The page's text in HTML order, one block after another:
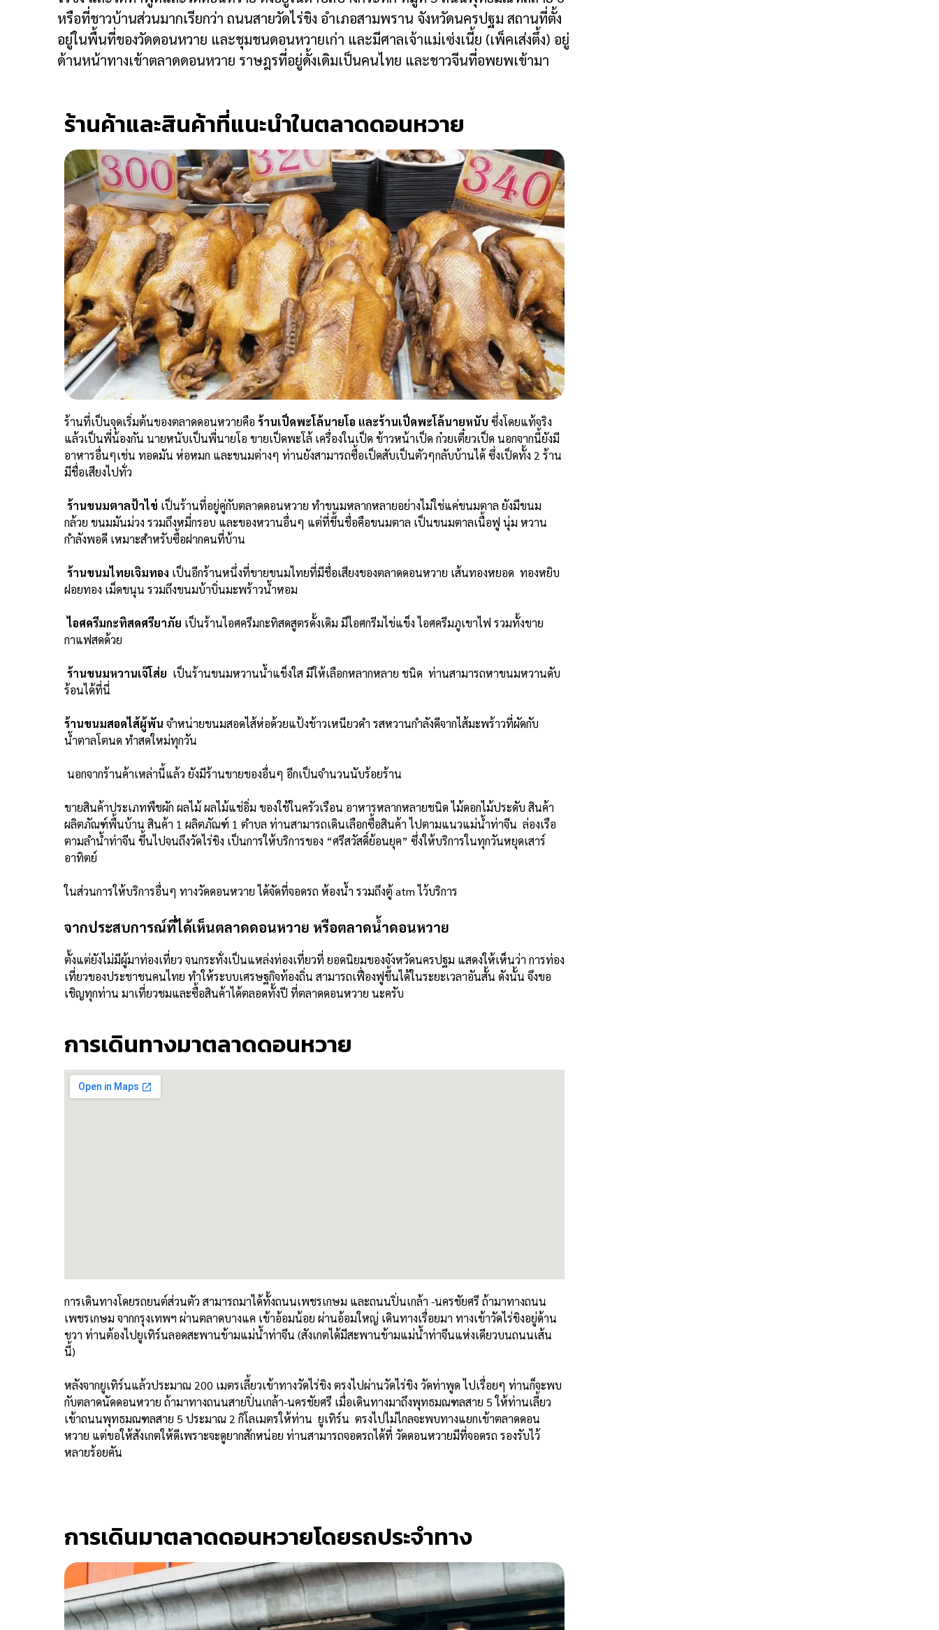
หรือที่ชาวบ้านส่วนมากเรียกว่า ถนนสายวัดไร่ขิง อำเภอสามพราน จังหวัดนครปฐม สถานที่ตั้ง
อยู่ในพื้นที่ของวัดดอนหวาย และชุมชนดอนหวายเก่า และมีศาลเจ้าแม่เซ่งเนี้ย (เพ็คเส่งตึ้ง) อยู่
ด้านหน้าทางเข้าตลาดดอนหวาย ราษฎรที่อยู่ดั้งเดิมเป็นคนไทย และชาวจีนที่อพยพเข้ามา
ร้านค้าและสินค้าที่แนะนำในตลาดดอนหวาย
ร้านที่เป็นจุดเริ่มต้นของตลาดดอนหวายคือ ร้านเป็ดพะโล้นายโอ และร้านเป็ดพะโล้นายหนับ ซึ่งโดยแท้จริง
แล้วเป็นพี่น้องกัน นายหนับเป็นพี่นายโอ ขายเป็ดพะโล้ เครื่องในเป็ด ข้าวหน้าเป็ด ก๋วยเตี๋ยวเป็ด นอกจากนี้ยังมี
อาหารอื่นๆเช่น ทอดมัน ห่อหมก และขนมต่างๆ ท่านยังสามารถซื้อเป็ดสับเป็นตัวๆกลับบ้านได้ ซึ่งเป็ดทั้ง 2 ร้าน
มีชื่อเสียงไปทั่ว
ร้านขนมตาลป้าไข่ เป็นร้านที่อยู่คู่กับตลาดดอนหวาย ทำขนมหลากหลายอย่างไม่ใช่แค่ขนมตาล ยังมีขนม
กล้วย ขนมมันม่วง รวมถึงหมี่กรอบ และของหวานอื่นๆ แต่ที่ขึ้นชื่อคือขนมตาล เป็นขนมตาลเนื้อฟู นุ่ม หวาน
กำลังพอดี เหมาะสำหรับซื้อฝากคนที่บ้าน
ร้านขนมไทยเจิมทอง เป็นอีกร้านหนึ่งที่ขายขนมไทยที่มีชื่อเสียงของตลาดดอนหวาย เส้นทองหยอด ทองหยิบ
ฝอยทอง เม็ดขนุน รวมถึงขนมบ้าบิ่นมะพร้าวน้ำหอม
ไอศครีมกะทิสดศรียาภัย เป็นร้านไอศครีมกะทิสดสูตรดั้งเดิม มีไอศกรีมไข่แข็ง ไอศครีมภูเขาไฟ รวมทั้งขาย
กาแฟสดด้วย
ร้านขนมหวานเจ๊โส่ย เป็นร้านขนมหวานน้ำแข็งใส มีให้เลือกหลากหลาย ชนิด ท่านสามารถหาขนมหวานดับ
ร้อนได้ที่นี่
ร้านขนมสอดไส้ผู้พัน จำหน่ายขนมสอดไส้ห่อด้วยแป้งข้าวเหนียวดำ รสหวานกำลังดีจากไส้มะพร้าวที่ผัดกับ
น้ำตาลโตนด ทำสดใหม่ทุกวัน
นอกจากร้านค้าเหล่านี้แล้ว ยังมีร้านขายของอื่นๆ อีกเป็นจำนวนนับร้อยร้าน
ขายสินค้าประเภทพืชผัก ผลไม้ ผลไม้แช่อิ่ม ของใช้ในครัวเรือน อาหารหลากหลายชนิด ไม้ดอกไม้ประดับ สินค้า
ผลิตภัณฑ์พื้นบ้าน สินค้า 1 ผลิตภัณฑ์ 1 ตำบล ท่านสามารถเดินเลือกซื้อสินค้า ไปตามแนวแม่น้ำท่าจีน ล่องเรือ
ตามลำน้ำท่าจีน ขึ้นไปจนถึงวัดไร่ขิง เป็นการให้บริการของ “ศรีสวัสดิ์ย้อนยุค” ซึ่งให้บริการในทุกวันหยุดเสาร์
อาทิตย์
ในส่วนการให้บริการอื่นๆ ทางวัดดอนหวาย ได้จัดที่จอดรถ ห้องน้ำ รวมถึงตู้ atm ไว้บริการ
จากประสบการณ์ที่ได้เห็นตลาดดอนหวาย หรือตลาดน้ำดอนหวาย
ตั้งแต่ยังไม่มีผู้มาท่องเที่ยว จนกระทั่งเป็นแหล่งท่องเที่ยวที่ ยอดนิยมของจังหวัดนครปฐม แสดงให้เห็นว่า การท่อง
เที่ยวของประชาชนคนไทย ทำให้ระบบเศรษฐกิจท้องถิ่น สามารถเฟื่องฟูขึ้นได้ในระยะเวลาอันสั้น ดังนั้น จึงขอ
เชิญทุกท่าน มาเที่ยวชมและซื้อสินค้าได้ตลอดทั้งปี ที่ตลาดดอนหวาย นะครับ
การเดินทางมาตลาดดอนหวาย
การเดินทางโดยรถยนต์ส่วนตัว สามารถมาได้ทั้งถนนเพชรเกษม และถนนปิ่นเกล้า -นครชัยศรี ถ้ามาทางถนน
เพชรเกษม จากกรุงเทพฯ ผ่านตลาดบางแค เข้าอ้อมน้อย ผ่านอ้อมใหญ่ เดินทางเรื่อยมา ทางเข้าวัดไร่ขิงอยู่ด้าน
ขวา ท่านต้องไปยูเทิร์นลอดสะพานข้ามแม่น้ำท่าจีน (สังเกตได้มีสะพานข้ามแม่น้ำท่าจีนแห่งเดียวบนถนนเส้น
นี้)
หลังจากยูเทิร์นแล้วประมาณ 200 เมตรเลี้ยวเข้าทางวัดไร่ขิง ตรงไปผ่านวัดไร่ขิง วัดท่าพูด ไปเรื่อยๆ ท่านก็จะพบ
กับตลาดนัดดอนหวาย ถ้ามาทางถนนสายปิ่นเกล้า-นครชัยศรี เมื่อเดินทางมาถึงพุทธมณฑลสาย 5 ให้ท่านเลี้ยว
เข้าถนนพุทธมณฑลสาย 5 ประมาณ 2 กิโลเมตรให้ท่าน ยูเทิร์น ตรงไปไม่ไกลจะพบทางแยกเข้าตลาดดอน
หวาย แต่ขอให้สังเกตให้ดีเพราะจะดูยากสักหน่อย ท่านสามารถจอดรถได้ที่ วัดดอนหวายมีที่จอดรถ รองรับไว้
หลายร้อยคัน
การเดินมาตลาดดอนหวายโดยรถประจำทาง